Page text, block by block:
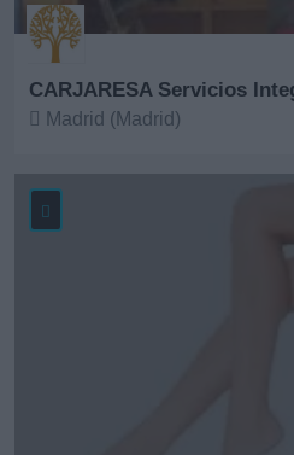
CARJARESA Servicios
Madrid (Madrid)